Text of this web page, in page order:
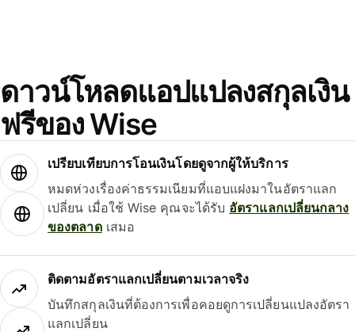
ดาวน์โหลดแอปแปลงสกุลเงิน
ฟรีของ Wise
เปรียบเทียบการโอนเงินโดยดูจากผู้ให้บริการ
หมดห่วงเรื่องค่าธรรมเนียมที่แอบแฝงมาในอัตราแลก
เปลี่ยน เมื่อใช้ Wise คุณจะได้รับ อัตราแลกเปลี่ยนกลาง
ของตลาดเสมอ
ติดตามอัตราแลกเปลี่ยนตามเวลาจริง
บันทึกสกุลเงินที่ต้องการเพื่อคอยดูการเปลี่ยนแปลงอัตรา
แลกเปลี่ยน